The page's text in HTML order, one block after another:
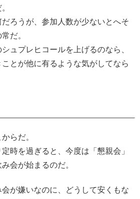
ろうが、参加人数が少ないとへそ
だ。
ュプレヒコールを上げるのなら、
とが他に有るような気がしてなら
らだ。
時を過ぎると、今度は「懇親会」
会が始まるのだ。
が嫌いなのに、どうして安くもな